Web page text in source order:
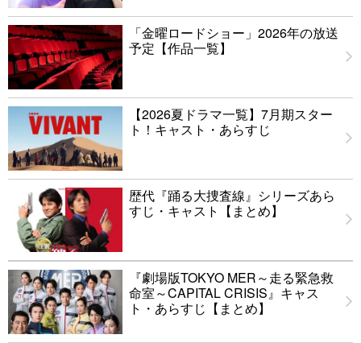
「金曜ロードショー」2026年の放送
予定【作品一覧】
【2026夏ドラマ一覧】7月期スター
ト！キャスト・あらすじ
歴代『踊る大捜査線』シリーズあら
すじ・キャスト【まとめ】
『劇場版TOKYO MER～走る緊急救
命室～CAPITAL CRISIS』キャス
ト・あらすじ【まとめ】